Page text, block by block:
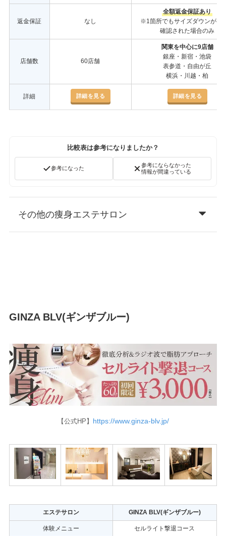
返金保証 なし
全額返金保証あり
※1箇所でもサイズダウンがな
確認された場合のみ
店舗数 60店舗
関東を中心に9店舗
銀座・新宿・池袋
表参道・自由が丘
横浜・川越・柏
詳細 詳細を見る 詳細を見る
比較表は参考になりましたか？
参考になった
参考にならなかった
情報が間違っている
その他の痩身エステサロン
GINZA BLV(ギンザブルー)
【公式HP】 https://www.ginza-blv.jp/
エステサロン GINZA BLV(ギンザブルー)
体験メニュー セルライト撃退コース